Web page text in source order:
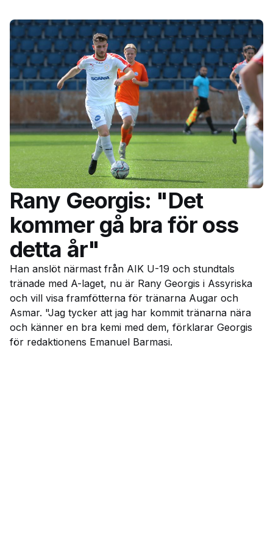
Rany Georgis: "Det
kommer gå bra för oss
detta år"
Han anslöt närmast från AIK U-19 och stundtals
tränade med A-laget, nu är Rany Georgis i Assyriska
och vill visa framfötterna för tränarna Augar och
Asmar. "Jag tycker att jag har kommit tränarna nära
och känner en bra kemi med dem, förklarar Georgis
för redaktionens Emanuel Barmasi.